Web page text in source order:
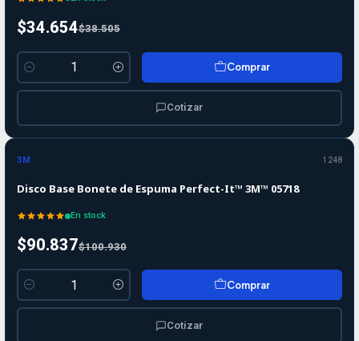
$34.654$38.505
Cantidad
Comprar
Cotizar
-10%
3M 1248
Disco Base Bonete de Espuma Perfect-It™ 3M™ 05718
En stock
$90.837$100.930
Cantidad
Comprar
Cotizar